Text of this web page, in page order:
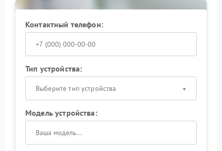
измерительными приборами для оценки
электрических параметров линии связи.
При выявлении проблем с RS-232 запланируйте
визит в сервис для профессиональной диагностики.
Контактный телефон:
Тип устройства:
Выберите тип устройства
Модель устройства: